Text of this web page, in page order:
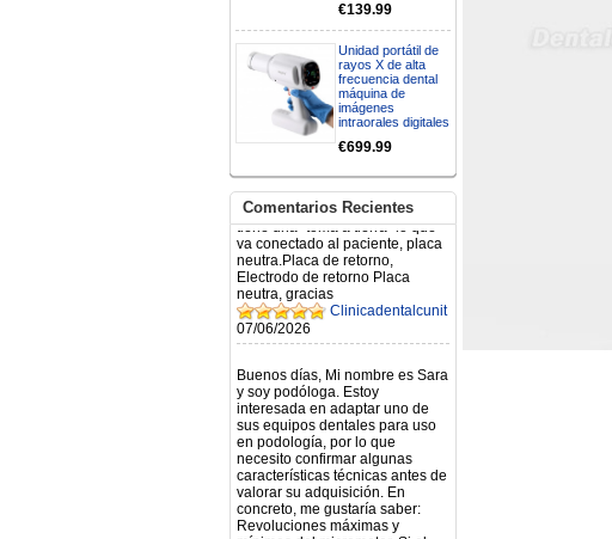
€139.99
Unidad portátil de
rayos X de alta
frecuencia dental
máquina de
imágenes
intraorales digitales
€699.99
Comentarios Recientes
N.2026060712980804 ,
BUENOS DIAS CUANDO
RECIBIRE MI PEDIDO,
GRACIAS
clinicadentalcunit
11/06/2026
Hola buenos días respecto al
electróbisturí, quisiera saber si
tiene una "toma a tierra" lo que
va conectado al paciente, placa
neutra.Placa de retorno,
Electrodo de retorno Placa
neutra, gracias
Clinicadentalcunit
07/06/2026
Buenos días, Mi nombre es Sara
interesada en adaptar uno de
sus equipos dentales para uso
en podología, por lo que
necesito confirmar algunas
características técnicas antes de
valorar su adquisición. En
concreto, me gustaría saber:
Revoluciones máximas y
mínimas del micromotor. Si el
sistema dispone de irrigación /